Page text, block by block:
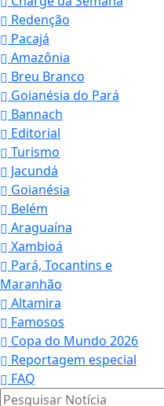
Redenção
Pacajá
Amazônia
Breu Branco
Goianésia do Pará
Bannach
Editorial
Turismo
Jacundá
Goianésia
Belém
Araguaína
Xambioá
Pará, Tocantins e
Maranhão
Altamira
Famosos
Copa do Mundo 2026
Reportagem especial
FAQ
Pesquisar Notícia